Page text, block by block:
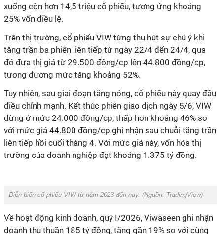
xuống còn hơn 14,5 triệu cổ phiếu, tương ứng khoảng
25% vốn điều lệ.
Trên thị trường, cổ phiếu VIW từng thu hút sự chú ý khi
tăng trần ba phiên liên tiếp từ ngày 22/4 đến 24/4, qua
đó đưa thị giá từ 29.500 đồng/cp lên 44.800 đồng/cp,
tương đương mức tăng khoảng 52%.
Tuy nhiên, sau giai đoạn tăng nóng, cổ phiếu này quay đầu
điều chỉnh mạnh. Kết thúc phiên giao dịch ngày 5/6, VIW
dừng ở mức 24.000 đồng/cp, thấp hơn khoảng 46% so
với mức giá 44.800 đồng/cp ghi nhận sau chuỗi tăng trần
liên tiếp hồi cuối tháng 4. Với mức giá này, vốn hóa thị
trường của doanh nghiệp đạt khoảng 1.375 tỷ đồng.
Diễn biến cổ phiếu VIW từ năm 2023 đến nay. (Nguồn: TradingView)
Về hoạt động kinh doanh, quý I/2026, Viwaseen ghi nhận
doanh thu thuần 185 tỷ đồng, tăng gần 19% so với cùng